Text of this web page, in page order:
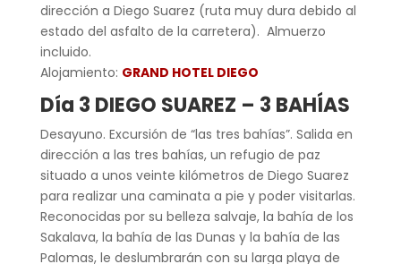
dirección a Diego Suarez (ruta muy dura debido al
estado del asfalto de la carretera). Almuerzo
incluido.
Alojamiento: GRAND HOTEL DIEGO
Día 3 DIEGO SUAREZ – 3 BAHÍAS
Desayuno. Excursión de “las tres bahías”. Salida en
dirección a las tres bahías, un refugio de paz
situado a unos veinte kilómetros de Diego Suarez
para realizar una caminata a pie y poder visitarlas.
Reconocidas por su belleza salvaje, la bahía de los
Sakalava, la bahía de las Dunas y la bahía de las
Palomas, le deslumbrarán con su larga playa de